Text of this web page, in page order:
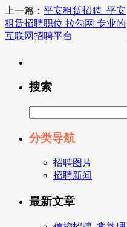
上一篇： 平安租赁招聘_平安
租赁招聘职位 拉勾网 专业的
互联网招聘平台
搜索
分类导航
招聘图片
招聘新闻
最新文章